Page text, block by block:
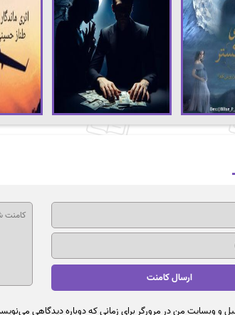
و وبسایت من در مرورگر برای زمانی که دوباره دیدگاهی